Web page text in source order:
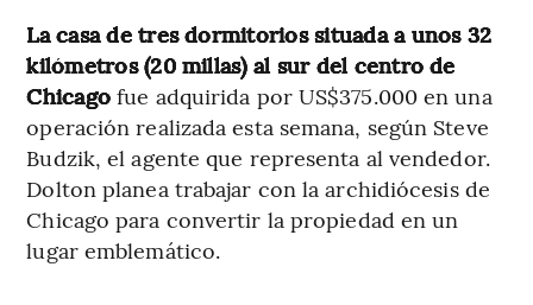
La casa de tres dormitorios situada a unos 32
kilómetros (20 millas) al sur del centro de
Chicago fue adquirida por US$375.000 en una
operación realizada esta semana, según Steve
Budzik, el agente que representa al vendedor.
Dolton planea trabajar con la archidiócesis de
Chicago para convertir la propiedad en un
lugar emblemático.